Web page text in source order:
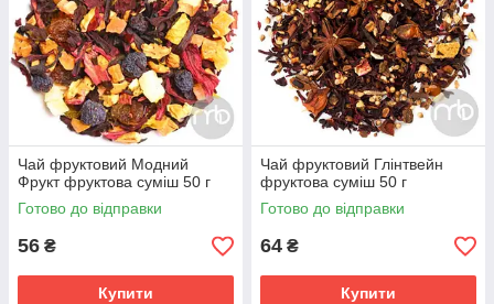
Чай фруктовий Модний
Фрукт фруктова суміш 50 г
Готово до відправки
56 ₴
Купити
Чай фруктовий Глінтвейн
фруктова суміш 50 г
Готово до відправки
64 ₴
Купити